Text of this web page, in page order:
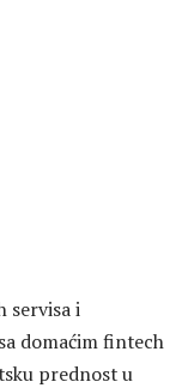
servisa i
domaćim fintech
prednost u